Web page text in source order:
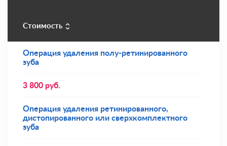
Стоимость
Операция удаления полу-ретинированного
зуба
3 800 руб.
Операция удаления ретинированного,
дистопированного или сверхкомплектного
зуба